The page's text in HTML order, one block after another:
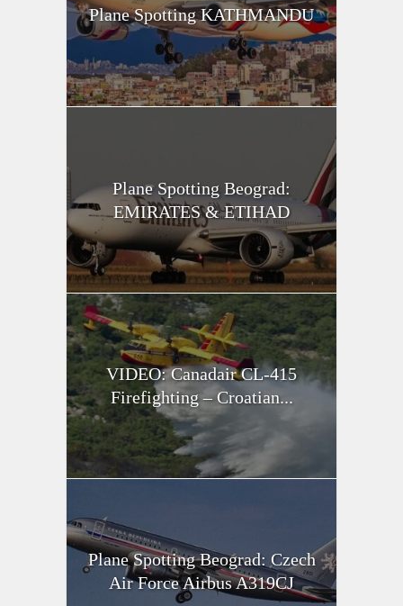
Plane Spotting KATHMANDU
Plane Spotting Beograd:
EMIRATES & ETIHAD
VIDEO: Canadair CL-415
Firefighting – Croatian...
Plane Spotting Beograd: Czech
Air Force Airbus A319CJ